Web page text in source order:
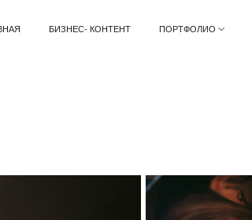
БИЗНЕС- КОНТЕНТ ПОРТФОЛИО